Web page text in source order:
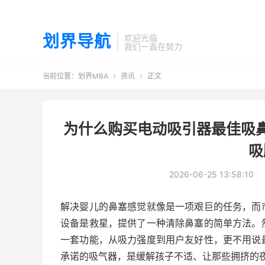
划界导航
欢迎光临
我们一直在努力
当前位置： 划界MBA  资讯  正文
为什么购买电动吸引器最佳吸
2026-06-25 13:58:10
解决婴儿的鼻塞感觉就像是一项艰巨的任务，
设备是救星，提供了一种清除鼻塞的简单方法
一套功能，从吸力强度到用户友好性，更不用
承诺的吸气器，是缓解孩子不适、让那些拥挤的